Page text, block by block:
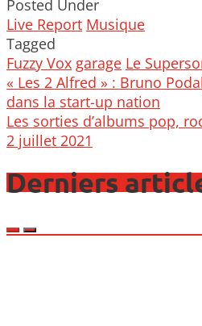
Posted Under
Live Report Musique
Tagged
Fuzzy Vox garage Le
Post
navigation
« Les 2 Alfred » : Bruno
dans la start-up nation
Les sorties d’albums pop,
2 juillet 2021
Derniers